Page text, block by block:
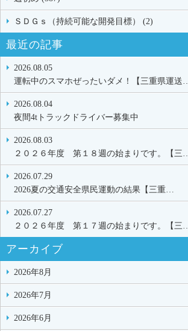
ＳＤＧｓ（持続可能な開発目標） (2)
最近の記事
2026.08.05
運転中のスマホぜったいダメ！【三重県運送…
2026.08.04
夜間4tトラックドライバー募集中
2026.08.03
２０２６年度 第１８週の始まりです。【三…
2026.07.29
2026夏の交通安全県民運動の結果【三重…
2026.07.27
２０２６年度 第１７週の始まりです。【三…
アーカイブ
2026年8月
2026年7月
2026年6月